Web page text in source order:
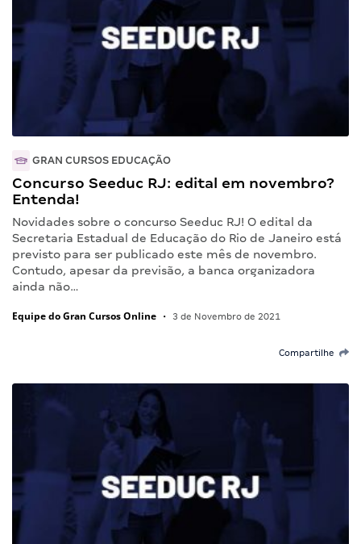
GRAN CURSOS EDUCAÇÃO
Concurso Seeduc RJ: edital em novembro?
Entenda!
Novidades sobre o concurso Seeduc RJ! O edital da
Secretaria Estadual de Educação do Rio de Janeiro está
previsto para ser publicado este mês de novembro.
Contudo, apesar da previsão, a banca organizadora
ainda não…
Equipe do Gran Cursos Online • 3 de Novembro de 2021
Compartilhe